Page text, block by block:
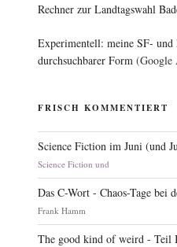
Rechner zur Landtagswahl
Experimentell: meine SF- und
durchsuchbarer Form (Google
FRISCH KOMMENTIERT
Science Fiction im Juni (und
Science Fiction und
Das C-Wort - Chaos-Tage bei
Frank Hamm
The good kind of weird - Teil